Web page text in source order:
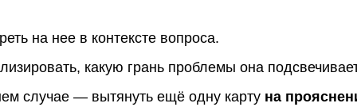
на нее в контексте вопроса.
какую грань проблемы она
случае — вытянуть ещё одну карту на